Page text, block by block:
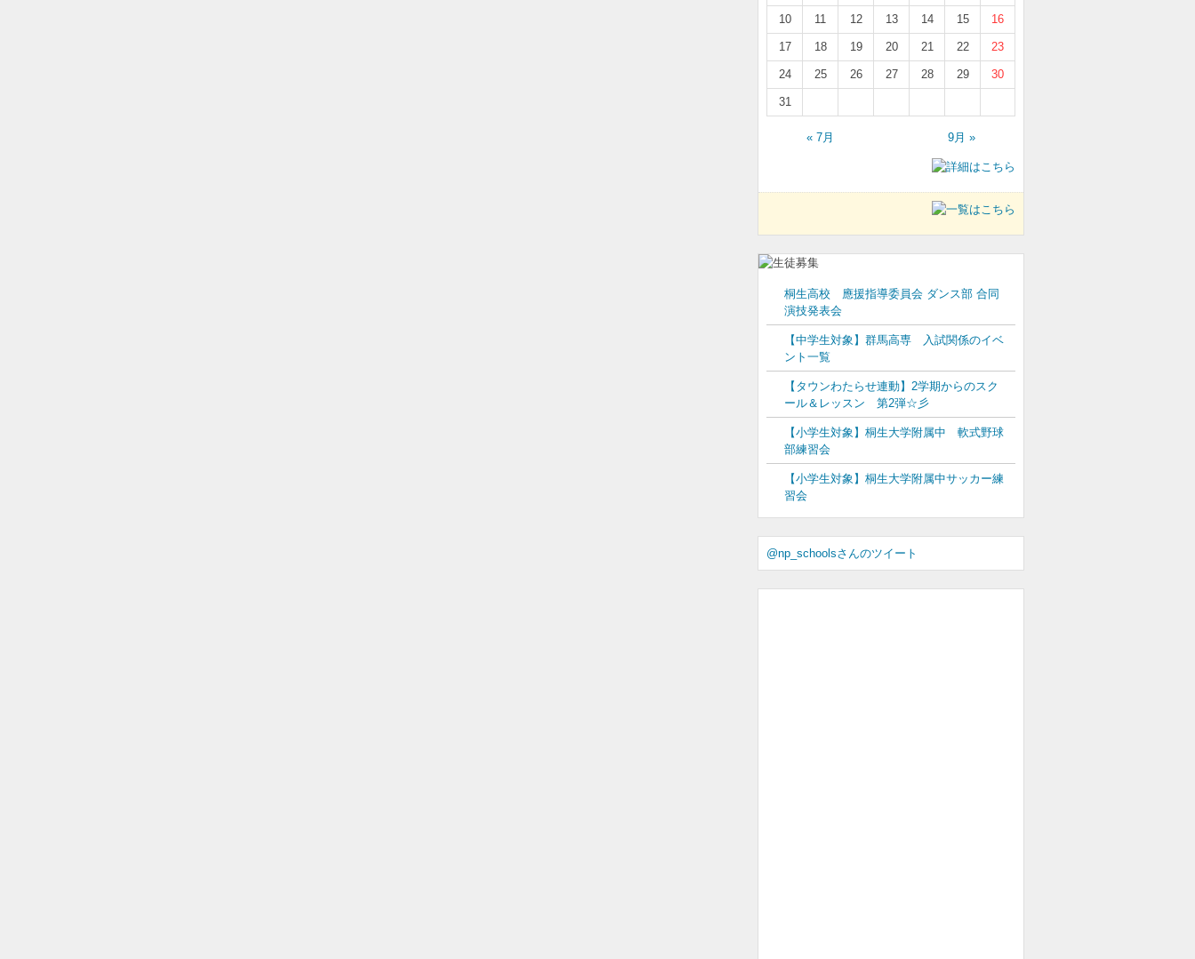
10 11 12 13 14 15 16
17 18 19 20 21 22 23
24 25 26 27 28 29 30
31
« 7月 9月 »
桐生高校 應援指導委員会 ダンス部 合同
演技発表会
【中学生対象】群馬高専 入試関係のイベ
ント一覧
【タウンわたらせ連動】2学期からのスク
ール＆レッスン 第2弾☆彡
【小学生対象】桐生大学附属中 軟式野球
部練習会
【小学生対象】桐生大学附属中サッカー練
習会
@np_schoolsさんのツイート